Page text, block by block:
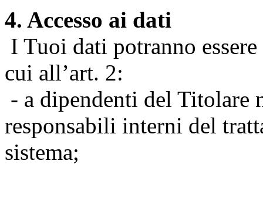
4. Accesso ai dati
I Tuoi dati potranno
cui all’art. 2:
- a dipendenti del Titolare
responsabili interni del
sistema;